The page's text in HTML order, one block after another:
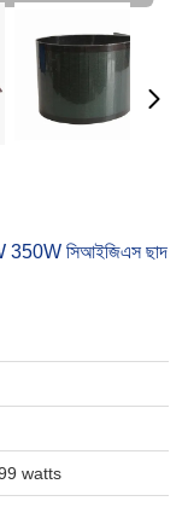
সিআইজিএস ছাদ
watts